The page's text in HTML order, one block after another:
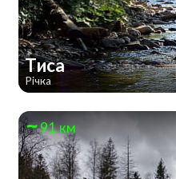
Тиса
Річка
91 км